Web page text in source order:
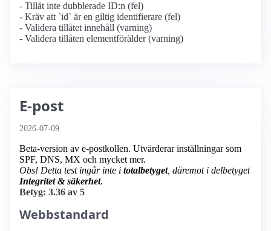
- Tillåt inte dubblerade ID:n (fel)
- Kräv att `id` är en giltig identifierare (fel)
- Validera tillåtet innehåll (varning)
- Validera tillåten elementförälder (varning)
E-post
2026-07-09
Beta-version av e-postkollen. Utvärderar inställningar som
SPF, DNS, MX och mycket mer.
Obs! Detta test ingår inte i totalbetyget, däremot i delbetyget
Integritet & säkerhet.
Betyg: 3.36 av 5
Webbstandard